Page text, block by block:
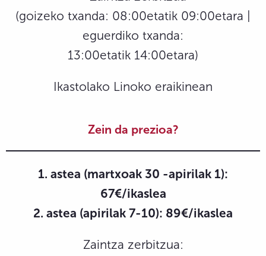
(goizeko txanda: 08:00etatik 09:00etara |
eguerdiko txanda:
13:00etatik 14:00etara)
Ikastolako Linoko eraikinean
Zein da prezioa?
1. astea (martxoak 30 -apirilak 1):
67€/ikaslea
2. astea (apirilak 7-10): 89€/ikaslea
Zaintza zerbitzua: